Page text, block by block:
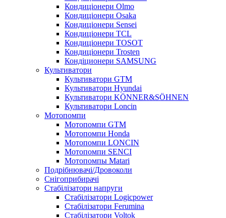
Кондиціонери Olmo
Кондиціонери Osaka
Кондиціонери Sensei
Кондиціонери TCL
Кондиціонери TOSOT
Кондиціонери Trosten
Кондіционери SAMSUNG
Культиватори
Культиватори GTM
Культиватори Hyundai
Культиватори KÖNNER&SÖHNEN
Культиватори Loncin
Мотопомпи
Мотопомпи GTM
Мотопомпи Honda
Мотопомпи LONCIN
Мотопомпи SENCI
Мотопомпы Matari
Подрібнювачі/Дровоколи
Снігоприбирачі
Стабілізатори напруги
Стабілізатори Logicpower
Стабілізатори Ferumina
Стабілізатори Voltok